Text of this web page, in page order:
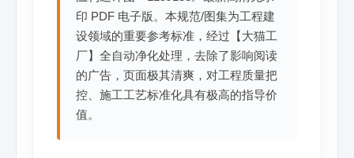
印 PDF 电子版。本规范/图集为工程建
设领域的重要参考标准，经过【大猫工
厂】全自动净化处理，去除了影响阅读
的广告，页面极其清爽，对工程质量把
控、施工工艺标准化具有极高的指导价
值。